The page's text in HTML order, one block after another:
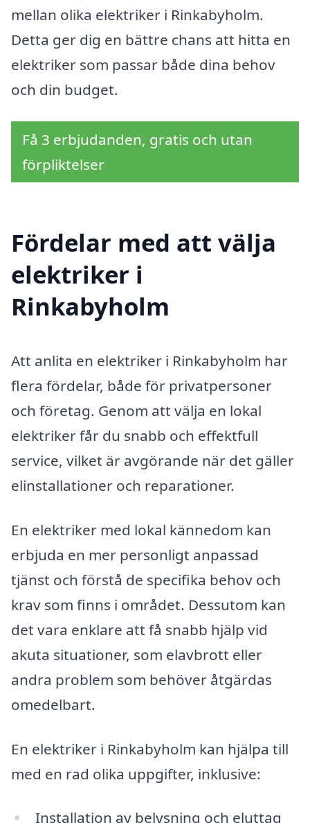
mellan olika elektriker i Rinkabyholm.
Detta ger dig en bättre chans att hitta en
elektriker som passar både dina behov
och din budget.
Få 3 erbjudanden, gratis och utan
förpliktelser
Fördelar med att välja
elektriker i
Rinkabyholm
Att anlita en elektriker i Rinkabyholm har
flera fördelar, både för privatpersoner
och företag. Genom att välja en lokal
elektriker får du snabb och effektfull
service, vilket är avgörande när det gäller
elinstallationer och reparationer.
En elektriker med lokal kännedom kan
erbjuda en mer personligt anpassad
tjänst och förstå de specifika behov och
krav som finns i området. Dessutom kan
det vara enklare att få snabb hjälp vid
akuta situationer, som elavbrott eller
andra problem som behöver åtgärdas
omedelbart.
En elektriker i Rinkabyholm kan hjälpa till
med en rad olika uppgifter, inklusive:
Installation av belysning och eluttag